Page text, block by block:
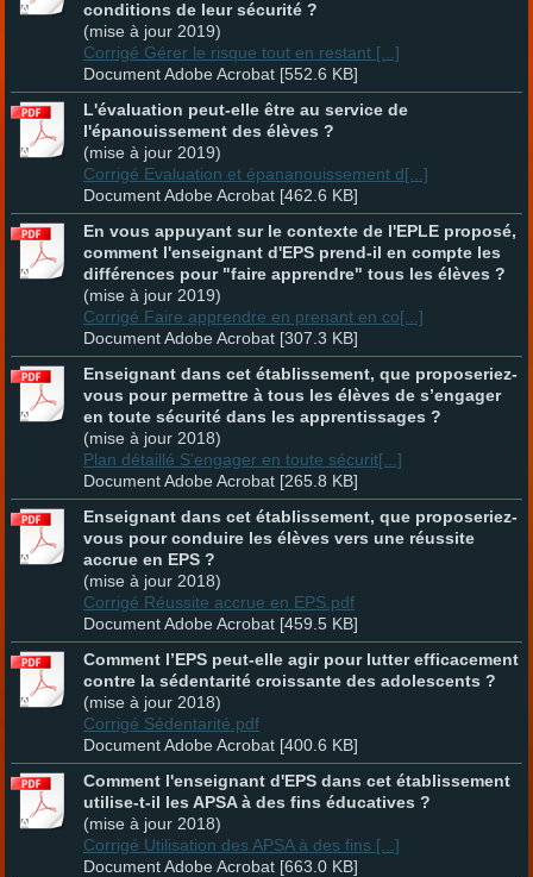
conditions de leur sécurité ?
(mise à jour 2019)
Corrigé Gérer le risque tout en restant [...]
Document Adobe Acrobat [552.6 KB]
L'évaluation peut-elle être au service de
l'épanouissement des élèves ?
(mise à jour 2019)
Corrigé Evaluation et épananouissement d[...]
Document Adobe Acrobat [462.6 KB]
En vous appuyant sur le contexte de l'EPLE proposé,
comment l'enseignant d'EPS prend-il en compte les
différences pour "faire apprendre" tous les élèves ?
(mise à jour 2019)
Corrigé Faire apprendre en prenant en co[...]
Document Adobe Acrobat [307.3 KB]
Enseignant dans cet établissement, que proposeriez-
vous pour permettre à tous les élèves de s’engager
en toute sécurité dans les apprentissages ?
(mise à jour 2018)
Plan détaillé S'engager en toute sécurit[...]
Document Adobe Acrobat [265.8 KB]
Enseignant dans cet établissement, que proposeriez-
vous pour conduire les élèves vers une réussite
accrue en EPS ?
(mise à jour 2018)
Corrigé Réussite accrue en EPS.pdf
Document Adobe Acrobat [459.5 KB]
Comment l’EPS peut-elle agir pour lutter efficacement
contre la sédentarité croissante des adolescents ?
(mise à jour 2018)
Corrigé Sédentarité.pdf
Document Adobe Acrobat [400.6 KB]
Comment l'enseignant d'EPS dans cet établissement
utilise-t-il les APSA à des fins éducatives ?
(mise à jour 2018)
Corrigé Utilisation des APSA à des fins [...]
Document Adobe Acrobat [663.0 KB]